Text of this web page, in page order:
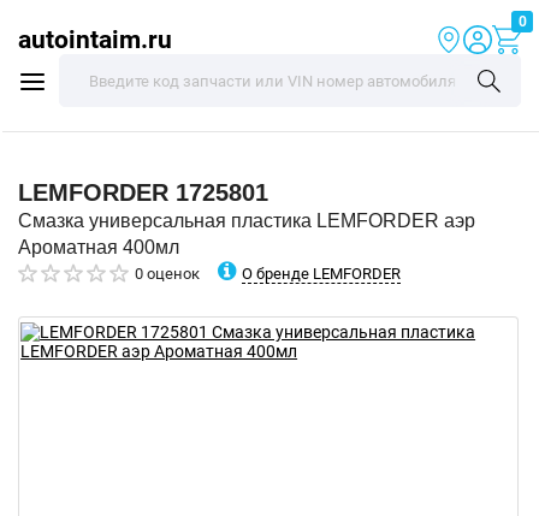
autointaim.ru
0
LEMFORDER 1725801
Смазка универсальная пластика LEMFORDER аэр
Ароматная 400мл
0 оценок О бренде LEMFORDER